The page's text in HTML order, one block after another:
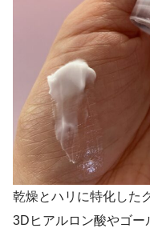
乾燥とハリに特化した
3Dヒアルロン酸やゴー